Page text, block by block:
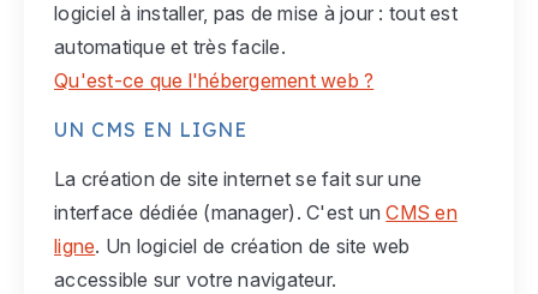
logiciel à installer, pas de mise à jour : tout est
automatique et très facile.
Qu'est-ce que l'hébergement web ?
UN CMS EN LIGNE
La création de site internet se fait sur une
interface dédiée (manager). C'est unCMS en
ligne. Un logiciel de création de site web
accessible sur votre navigateur.